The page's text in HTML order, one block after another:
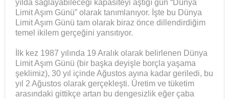
yılda sağlayabileceği kapasiteyi aştığı gün “Dünya
Limit Aşım Günü” olarak tanımlanıyor. İşte bu Dünya
Limit Aşım Günü tam olarak biraz önce dillendirdiğim
temel ikilem gerçeğini yansıtıyor.
İlk kez 1987 yılında 19 Aralık olarak belirlenen Dünya
Limit Aşım Günü (bir başka deyişle borçla yaşama
şeklimiz), 30 yıl içinde Ağustos ayına kadar geriledi, bu
yıl 2 Ağustos olarak gerçekleşti. Üretim ve tüketim
arasındaki gittikçe artan bu dengesizlik eğer çaba